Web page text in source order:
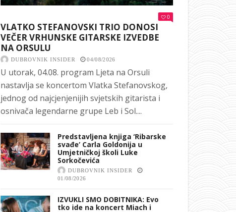
0
VLATKO STEFANOVSKI TRIO DONOSI
VEČER VRHUNSKE GITARSKE IZVEDBE
NA ORSULU
DUBROVNIK INSIDER 04/08/2026
U utorak, 04.08. program Ljeta na Orsuli
nastavlja se koncertom Vlatka Stefanovskog,
jednog od najcjenjenijih svjetskih gitarista i
osnivača legendarne grupe Leb i Sol....
Predstavljena knjiga ‘Ribarske
svađe’ Carla Goldonija u
Umjetničkoj školi Luke
Sorkočevića
DUBROVNIK INSIDER
01/08/2026
IZVUKLI SMO DOBITNIKA: Evo
tko ide na koncert Miach i